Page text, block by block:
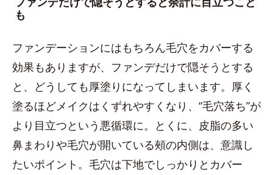
も
ファンデーションにはもちろん毛穴をカバーする
効果もありますが、ファンデだけで隠そうとする
と、どうしても厚塗りになってしまいます。厚く
塗るほどメイクはくずれやすくなり、“毛穴落ち”が
より目立つという悪循環に。とくに、皮脂の多い
鼻まわりや毛穴が開いている頰の内側は、意識し
たいポイント。毛穴は下地でしっかりとカバー